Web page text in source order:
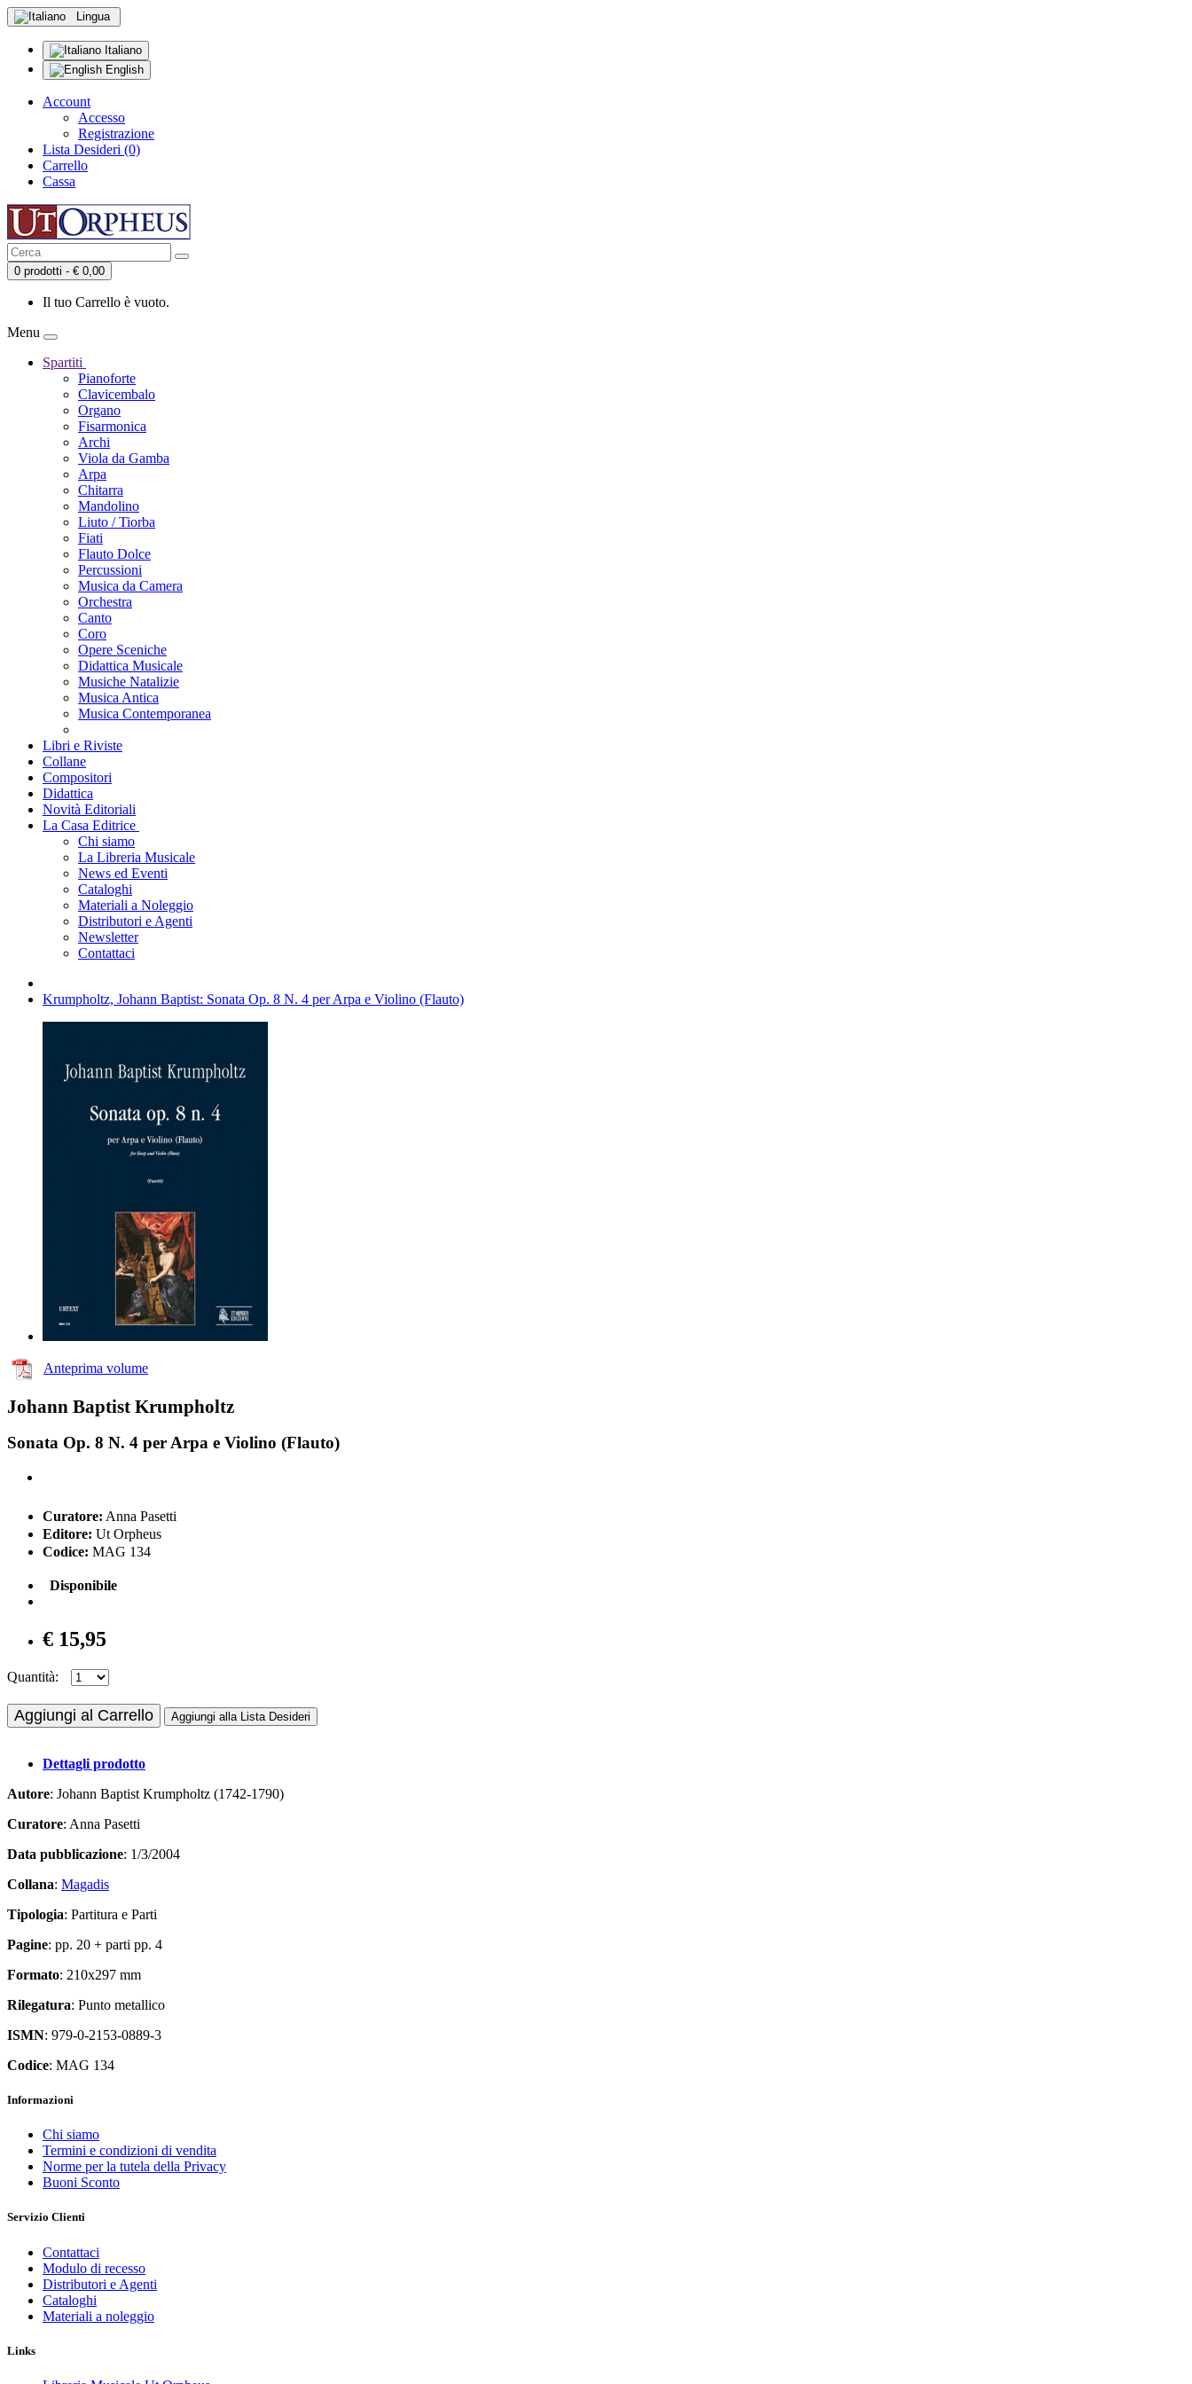
Lingua
Italiano
English
Account
Accesso
Registrazione
Lista Desideri (0)
Carrello
Cassa
0 prodotti - € 0,00
Il tuo Carrello è vuoto.
Menu
Spartiti
Pianoforte
Clavicembalo
Organo
Fisarmonica
Archi
Viola da Gamba
Arpa
Chitarra
Mandolino
Liuto / Tiorba
Fiati
Flauto Dolce
Percussioni
Musica da Camera
Orchestra
Canto
Coro
Opere Sceniche
Didattica Musicale
Musiche Natalizie
Musica Antica
Musica Contemporanea
Libri e Riviste
Collane
Compositori
Didattica
Novità Editoriali
La Casa Editrice
Chi siamo
La Libreria Musicale
News ed Eventi
Cataloghi
Materiali a Noleggio
Distributori e Agenti
Newsletter
Contattaci
Krumpholtz, Johann Baptist: Sonata Op. 8 N. 4 per Arpa e Violino (Flauto)
Anteprima volume
Johann Baptist Krumpholtz
Sonata Op. 8 N. 4 per Arpa e Violino (Flauto)
Curatore: Anna Pasetti
Editore: Ut Orpheus
Codice: MAG 134
Disponibile
€ 15,95
Quantità:
Aggiungi al Carrello Aggiungi alla Lista Desideri
Dettagli prodotto
Autore: Johann Baptist Krumpholtz (1742-1790)
Curatore: Anna Pasetti
Data pubblicazione: 1/3/2004
Collana: Magadis
Tipologia: Partitura e Parti
Pagine: pp. 20 + parti pp. 4
Formato: 210x297 mm
Rilegatura: Punto metallico
ISMN: 979-0-2153-0889-3
Codice: MAG 134
Informazioni
Chi siamo
Termini e condizioni di vendita
Norme per la tutela della Privacy
Buoni Sconto
Servizio Clienti
Contattaci
Modulo di recesso
Distributori e Agenti
Cataloghi
Materiali a noleggio
Links